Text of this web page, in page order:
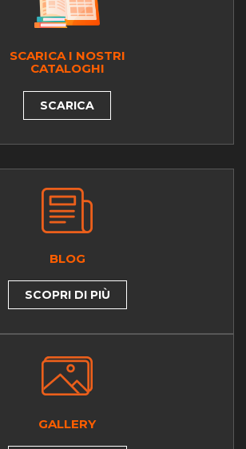
SCARICA I NOSTRI
CATALOGHI
SCARICA
BLOG
SCOPRI DI PIÙ
GALLERY